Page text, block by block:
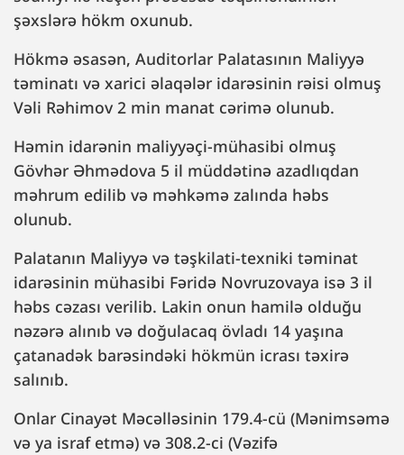
şəxslərə hökm oxunub.
Hökmə əsasən, Auditorlar Palatasının Maliyyə
təminatı və xarici əlaqələr idarəsinin rəisi olmuş
Vəli Rəhimov 2 min manat cərimə olunub.
Həmin idarənin maliyyəçi-mühasibi olmuş
Gövhər Əhmədova 5 il müddətinə azadlıqdan
məhrum edilib və məhkəmə zalında həbs
olunub.
Palatanın Maliyyə və təşkilati-texniki təminat
idarəsinin mühasibi Fəridə Novruzovaya isə 3 il
həbs cəzası verilib. Lakin onun hamilə olduğu
nəzərə alınıb və doğulacaq övladı 14 yaşına
çatanadək barəsindəki hökmün icrası təxirə
salınıb.
Onlar Cinayət Məcəlləsinin 179.4-cü (Mənimsəmə
və ya israf etmə) və 308.2-ci (Vəzifə